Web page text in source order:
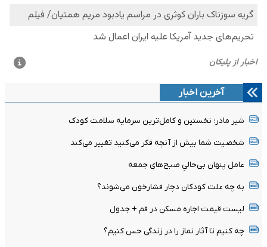
آخرین اخبار
شیر مادر؛ نخستین و کامل‌ترین سرمایه سلامت کودک
شخصیت شما بیش از آنچه فکر می‌کنید تغییر می‌کند
عامل پنهان بی‌حالیِ صبح‌های جمعه
به چه علت کودکان دچار فشارخون می‌شوند؟
لیست قیمت اجاره مسکن در قم + جدول
چه کنیم تا آثار نماز را در زندگی حس کنیم؟